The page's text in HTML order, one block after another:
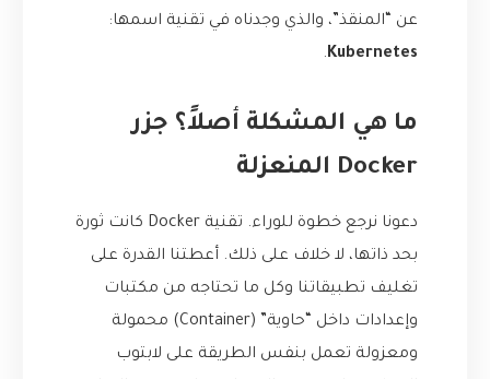
عن “المنقذ”، والذي وجدناه في تقنية اسمها:
Kubernetes
.
ما هي المشكلة أصلاً؟ جزر
Docker المنعزلة
دعونا نرجع خطوة للوراء. تقنية Docker كانت ثورة
بحد ذاتها، لا خلاف على ذلك. أعطتنا القدرة على
تغليف تطبيقاتنا وكل ما تحتاجه من مكتبات
وإعدادات داخل “حاوية” (Container) محمولة
ومعزولة تعمل بنفس الطريقة على لابتوب